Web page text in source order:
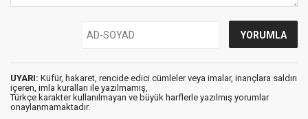
UYARI: Küfür, hakaret, rencide edici cümleler veya imalar, inançlara saldırı
içeren, imla kuralları ile yazılmamış,
Türkçe karakter kullanılmayan ve büyük harflerle yazılmış yorumlar
onaylanmamaktadır.